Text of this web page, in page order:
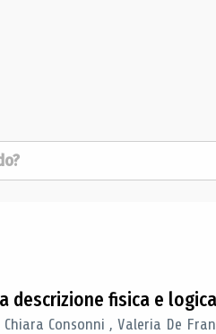
descrizione fisica e
Chiara Consonni , Valeria De